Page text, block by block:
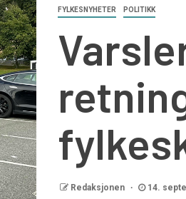
FYLKESNYHETER POLITIKK
Redaksjonen 14.